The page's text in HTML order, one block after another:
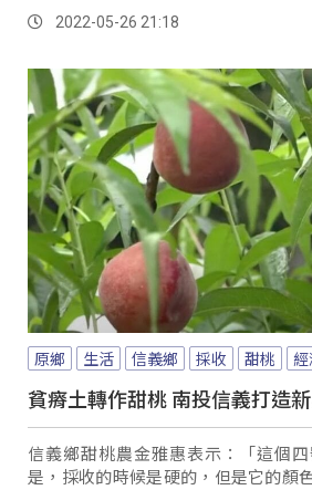
2022-05-26 21:18
原鄉 生活 信義鄉 採收 甜桃
貧瘠土轉作甜桃 南投信義打造
信義鄉甜桃農金雅惠表示：「這個
是，採收的時候是硬的，但是它的顏